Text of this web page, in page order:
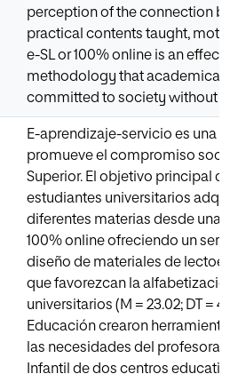
perception of the connection
practical contents taught,
e-SL or 100% online is an
methodology that
committed to society without
E-aprendizaje-servicio es una
promueve el compromiso
Superior. El objetivo principal
estudiantes universitarios
diferentes materias desde una
100% online ofreciendo un
diseño de materiales de
que favorezcan la
universitarios (M = 23.02; DT =
Educación crearon
las necesidades del
Infantil de dos centros